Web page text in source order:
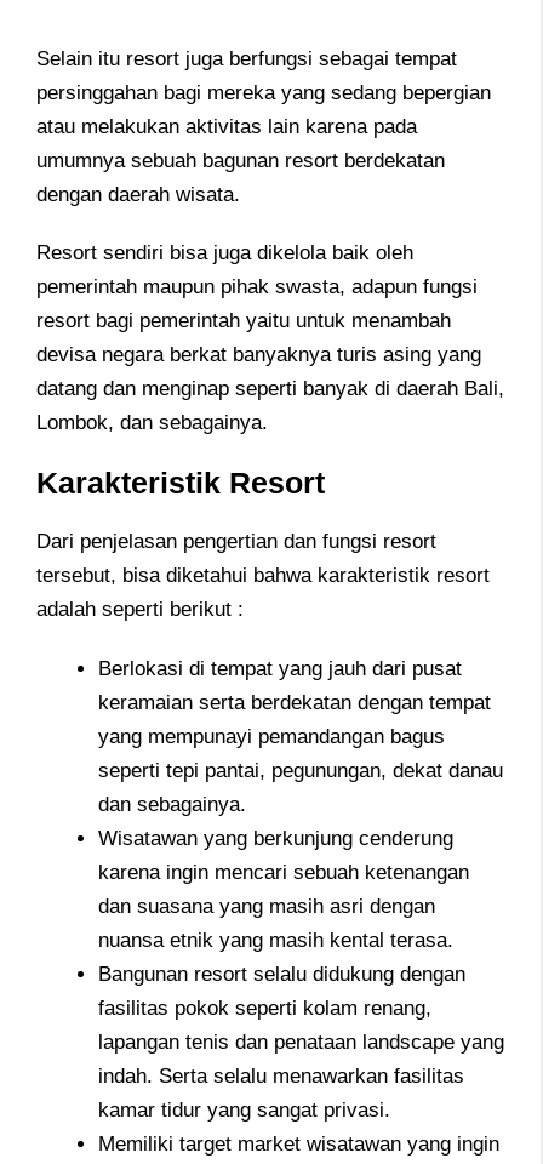
Selain itu resort juga berfungsi sebagai tempat
persinggahan bagi mereka yang sedang bepergian
atau melakukan aktivitas lain karena pada
umumnya sebuah bagunan resort berdekatan
dengan daerah wisata.
Resort sendiri bisa juga dikelola baik oleh
pemerintah maupun pihak swasta, adapun fungsi
resort bagi pemerintah yaitu untuk menambah
devisa negara berkat banyaknya turis asing yang
datang dan menginap seperti banyak di daerah Bali,
Lombok, dan sebagainya.
Karakteristik Resort
Dari penjelasan pengertian dan fungsi resort
tersebut, bisa diketahui bahwa karakteristik resort
adalah seperti berikut :
Berlokasi di tempat yang jauh dari pusat
keramaian serta berdekatan dengan tempat
yang mempunayi pemandangan bagus
seperti tepi pantai, pegunungan, dekat danau
dan sebagainya.
Wisatawan yang berkunjung cenderung
karena ingin mencari sebuah ketenangan
dan suasana yang masih asri dengan
nuansa etnik yang masih kental terasa.
Bangunan resort selalu didukung dengan
fasilitas pokok seperti kolam renang,
lapangan tenis dan penataan landscape yang
indah. Serta selalu menawarkan fasilitas
kamar tidur yang sangat privasi.
Memiliki target market wisatawan yang ingin